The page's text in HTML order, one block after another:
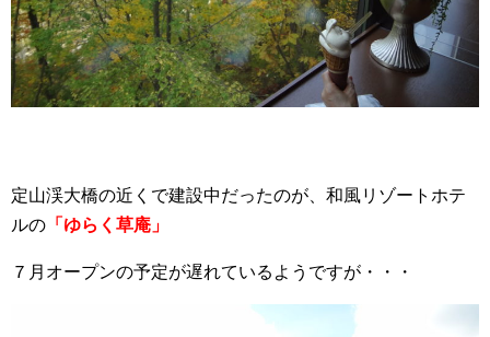
定山渓大橋の近くで建設中だったのが、和風リゾートホテ
ルの 「ゆらく草庵」
７月オープンの予定が遅れているようですが・・・